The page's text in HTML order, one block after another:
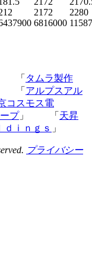
2172
6816000
2280
「 タムラ製作
「 アルプスアル
コスモス電
プ」 「 天昇
ｉｎｇｓ 」
プライバシー